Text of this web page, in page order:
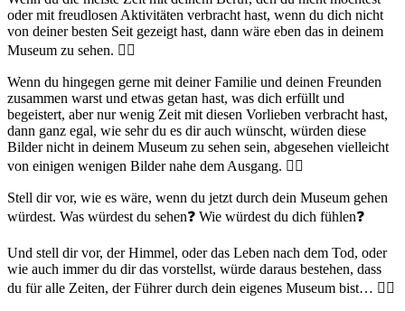
oder mit freudlosen Aktivitäten verbracht hast, wenn du dich nicht
von deiner besten Seit gezeigt hast, dann wäre eben das in deinem
Museum zu sehen. 🤷‍♀️
Wenn du hingegen gerne mit deiner Familie und deinen Freunden
zusammen warst und etwas getan hast, was dich erfüllt und
begeistert, aber nur wenig Zeit mit diesen Vorlieben verbracht hast,
dann ganz egal, wie sehr du es dir auch wünscht, würden diese
Bilder nicht in deinem Museum zu sehen sein, abgesehen vielleicht
von einigen wenigen Bilder nahe dem Ausgang. 🙇‍♂️
Stell dir vor, wie es wäre, wenn du jetzt durch dein Museum gehen
würdest. Was würdest du sehen❓ Wie würdest du dich fühlen❓
Und stell dir vor, der Himmel, oder das Leben nach dem Tod, oder
wie auch immer du dir das vorstellst, würde daraus bestehen, dass
du für alle Zeiten, der Führer durch dein eigenes Museum bist… 👨‍✈️